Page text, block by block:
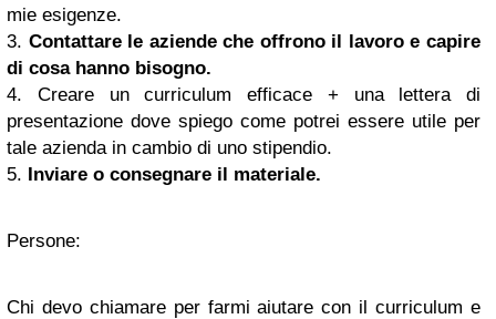
mie esigenze.
3. Contattare le aziende che offrono il lavoro e capire
di cosa hanno bisogno.
4. Creare un curriculum efficace + una lettera di
presentazione dove spiego come potrei essere utile per
tale azienda in cambio di uno stipendio.
5. Inviare o consegnare il materiale.
Persone:
Chi devo chiamare per farmi aiutare con il curriculum e